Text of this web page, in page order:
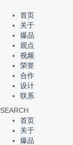
首页
关于
爆品
观点
视频
荣誉
合作
设计
联系
SEARCH
首页
关于
爆品